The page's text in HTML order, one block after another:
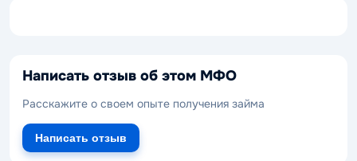
Написать отзыв об этом МФО
Расскажите о своем опыте получения займа
Написать отзыв